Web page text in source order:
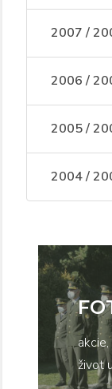
2007 /
2006 /
2005 /
2004 /
život